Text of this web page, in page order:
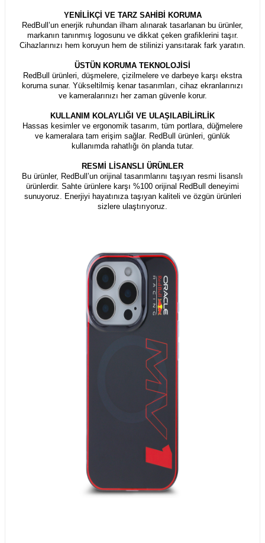
YENİLİKÇİ VE TARZ SAHİBİ KORUMA
RedBull’un enerjik ruhundan ilham alınarak tasarlanan bu ürünler,
markanın tanınmış logosunu ve dikkat çeken grafiklerini taşır.
Cihazlarınızı hem koruyun hem de stilinizi yansıtarak fark yaratın.
ÜSTÜN KORUMA TEKNOLOJİSİ
RedBull ürünleri, düşmelere, çizilmelere ve darbeye karşı ekstra
koruma sunar. Yükseltilmiş kenar tasarımları, cihaz ekranlarınızı
ve kameralarınızı her zaman güvenle korur.
KULLANIM KOLAYLIĞI VE ULAŞILABİLİRLİK
Hassas kesimler ve ergonomik tasarım, tüm portlara, düğmelere
ve kameralara tam erişim sağlar. RedBull ürünleri, günlük
kullanımda rahatlığı ön planda tutar.
RESMİ LİSANSLI ÜRÜNLER
Bu ürünler, RedBull’un orijinal tasarımlarını taşıyan resmi lisanslı
ürünlerdir. Sahte ürünlere karşı %100 orijinal RedBull deneyimi
sunuyoruz. Enerjiyi hayatınıza taşıyan kaliteli ve özgün ürünleri
sizlere ulaştırıyoruz.